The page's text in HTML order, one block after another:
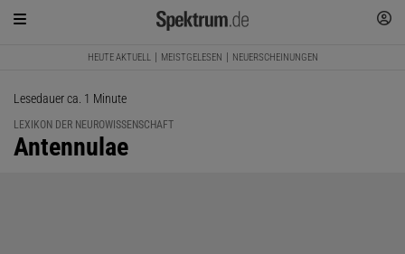
HEUTE AKTUELL MEISTGELESEN NEUERSCHEINUNGEN
Lesedauer ca. 1 Minute
LEXIKON DER NEUROWISSENSCHAFT
:
Antennulae